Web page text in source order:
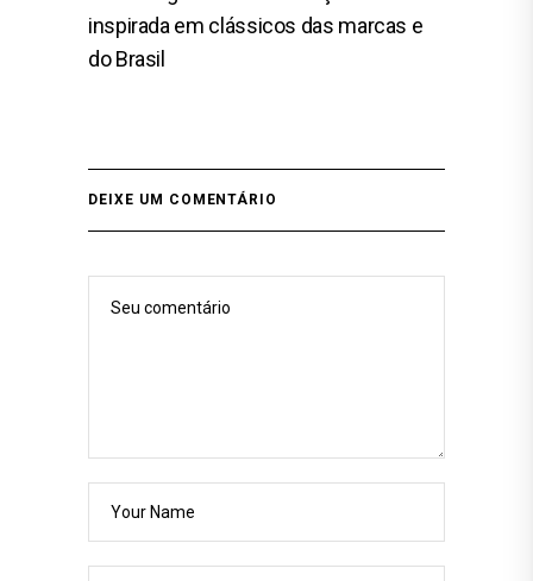
inspirada em clássicos das marcas e
do Brasil
DEIXE UM COMENTÁRIO